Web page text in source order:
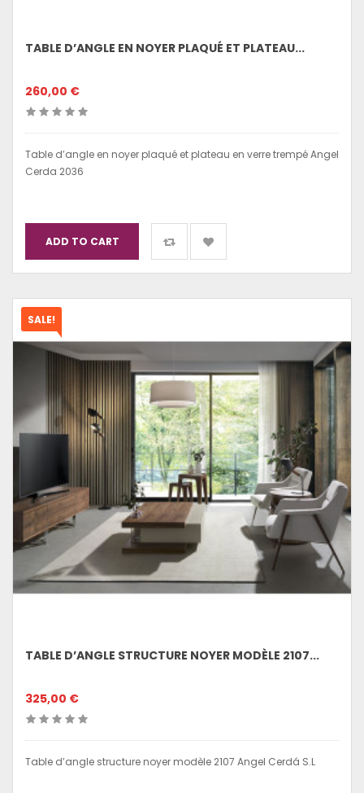
TABLE D’ANGLE EN NOYER PLAQUÉ ET PLATEAU...
260,00 €
Table d’angle en noyer plaqué et plateau en verre trempé Angel
Cerda 2036
ADD TO CART
SALE!
TABLE D’ANGLE STRUCTURE NOYER MODÈLE 2107...
325,00 €
Table d’angle structure noyer modèle 2107 Angel Cerdá S.L